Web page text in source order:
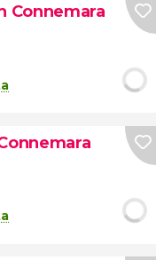
Connemara